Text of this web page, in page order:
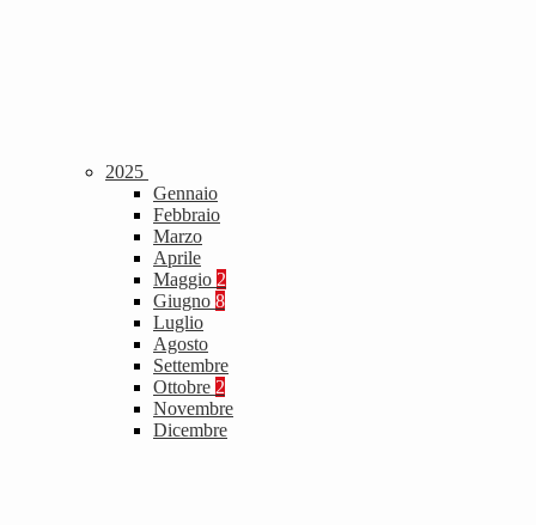
2025
Gennaio
Febbraio
Marzo
Aprile
Maggio 2
Giugno 8
Luglio
Agosto
Settembre
Ottobre 2
Novembre
Dicembre